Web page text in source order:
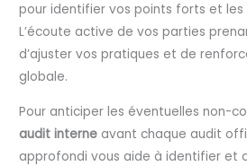
pour identifier vos points forts et les
L’écoute active de vos parties
d’ajuster vos pratiques et de
globale.
Pour anticiper les éventuelles non-
audit interne avant chaque audit
approfondi vous aide à identifier et